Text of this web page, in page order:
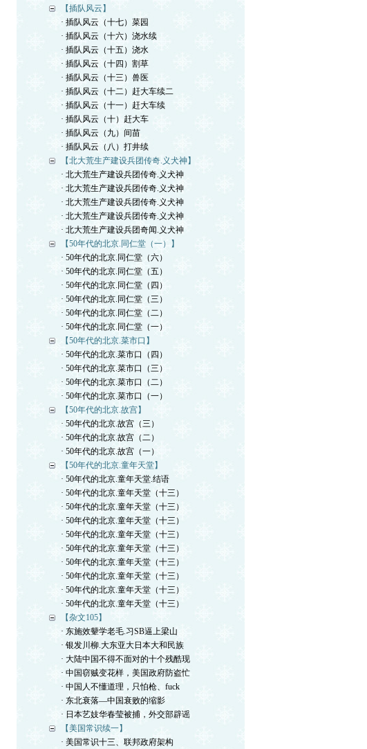
【插队风云】
· 插队风云（十七）菜园
· 插队风云（十六）浇水续
· 插队风云（十五）浇水
· 插队风云（十四）割草
· 插队风云（十三）兽医
· 插队风云（十二）赶大车续二
· 插队风云（十一）赶大车续
· 插队风云（十）赶大车
· 插队风云（九）间苗
· 插队风云（八）打井续
【北大荒生产建设兵团传奇.义犬神】
· 北大荒生产建设兵团传奇.义犬神
· 北大荒生产建设兵团传奇.义犬神
· 北大荒生产建设兵团传奇.义犬神
· 北大荒生产建设兵团传奇.义犬神
· 北大荒生产建设兵团奇闻.义犬神
【50年代的北京.同仁堂（一）】
· 50年代的北京.同仁堂（六）
· 50年代的北京.同仁堂（五）
· 50年代的北京.同仁堂（四）
· 50年代的北京.同仁堂（三）
· 50年代的北京.同仁堂（二）
· 50年代的北京.同仁堂（一）
【50年代的北京.菜市口】
· 50年代的北京.菜市口（四）
· 50年代的北京.菜市口（三）
· 50年代的北京.菜市口（二）
· 50年代的北京.菜市口（一）
【50年代的北京.故宫】
· 50年代的北京.故宫（三）
· 50年代的北京.故宫（二）
· 50年代的北京.故宫（一）
【50年代的北京.童年天堂】
· 50年代的北京.童年天堂.结语
· 50年代的北京.童年天堂（十三）
· 50年代的北京.童年天堂（十三）
· 50年代的北京.童年天堂（十三）
· 50年代的北京.童年天堂（十三）
· 50年代的北京.童年天堂（十三）
· 50年代的北京.童年天堂（十三）
· 50年代的北京.童年天堂（十三）
· 50年代的北京.童年天堂（十三）
· 50年代的北京.童年天堂（十三）
【杂文105】
· 东施效颦学老毛.习SB逼上梁山
· 银发川柳.大东亚大日本大和民族
· 大陆中国不得不面对的十个残酷现
· 中国窃贼变花样，美国政府防盗忙
· 中国人不懂道理，只怕枪、fuck
· 东北衰落—中国衰败的缩影
· 日本艺妓华春莹被捕，外交部辟谣
【美国常识续一】
· 美国常识十三、联邦政府架构